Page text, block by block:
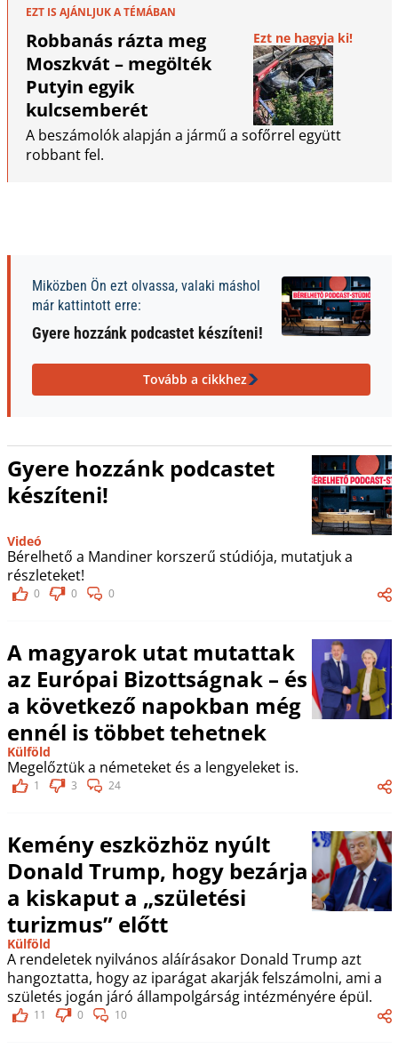
EZT IS AJÁNLJUK A TÉMÁBAN
Robbanás rázta meg
Moszkvát – megölték
Putyin egyik
kulcsemberét
Ezt ne hagyja ki!
A beszámolók alapján a jármű a sofőrrel együtt
robbant fel.
Miközben Ön ezt olvassa, valaki máshol
már kattintott erre:
Gyere hozzánk podcastet készíteni!
Tovább a cikkhez
Gyere hozzánk podcastet
készíteni!
Videó
Bérelhető a Mandiner korszerű stúdiója, mutatjuk a
részleteket!
0 0 0
A magyarok utat mutattak
az Európai Bizottságnak – és
a következő napokban még
ennél is többet tehetnek
Külföld
Megelőztük a németeket és a lengyeleket is.
1 3 24
Kemény eszközhöz nyúlt
Donald Trump, hogy bezárja
a kiskaput a „születési
turizmus” előtt
Külföld
A rendeletek nyilvános aláírásakor Donald Trump azt
hangoztatta, hogy az iparágat akarják felszámolni, ami a
születés jogán járó állampolgárság intézményére épül.
11 0 10